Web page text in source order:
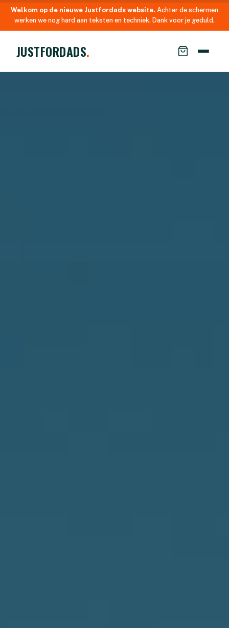
Welkom op de nieuwe Justfordads website. Achter de schermen
werken we nog hard aan teksten en techniek. Dank voor je geduld.
JUSTFORDADS.